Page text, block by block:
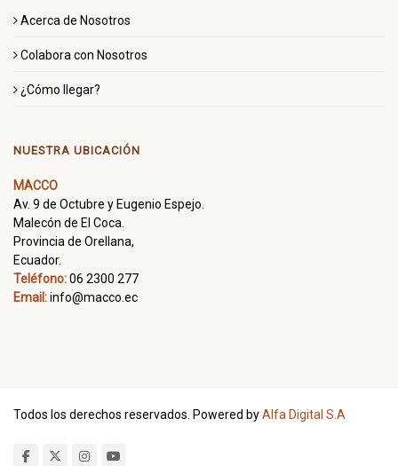
Acerca de Nosotros
Colabora con Nosotros
¿Cómo llegar?
NUESTRA UBICACIÓN
MACCO
Av. 9 de Octubre y Eugenio Espejo.
Malecón de El Coca.
Provincia de Orellana,
Ecuador.
Teléfono:06 2300 277
Email:info@macco.ec
Todos los derechos reservados. Powered byAlfa Digital S.A